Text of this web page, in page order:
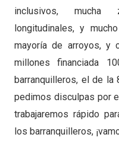
inclusivos, mucha
longitudinales, y
mayoría de arroyos, y
millones financiada
barranquilleros, el de
pedimos disculpas por
trabajaremos rápido
los barranquilleros,